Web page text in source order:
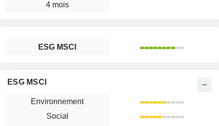
4 mois
ESG MSCI
ESG MSCI
Environnement
Social